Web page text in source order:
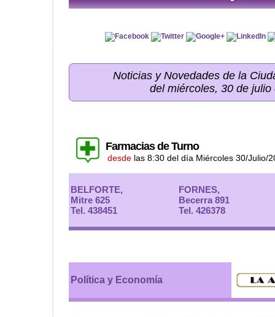
Noticias y Novedades de la
del miércoles, 30 de julio
Farmacias de Turno
desde las 8:30 del día Miércoles 30/Julio/
BELFORTE,
Mitre 625
Tel. 438451
FORNES,
Becerra 891
Tel. 426378
Política y Economía